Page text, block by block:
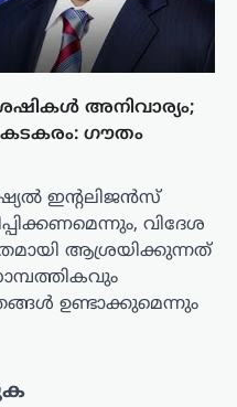
അനിവാര്യം;
ഗൗതം
ഇന്റലിജൻസ്
വിദേശ
ആശ്രയിക്കുന്നത്
ഉണ്ടാക്കുമെന്നും